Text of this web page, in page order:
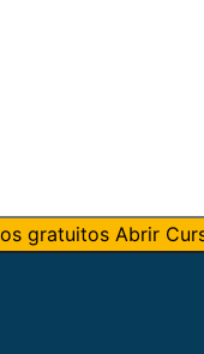
gratuitos Abrir